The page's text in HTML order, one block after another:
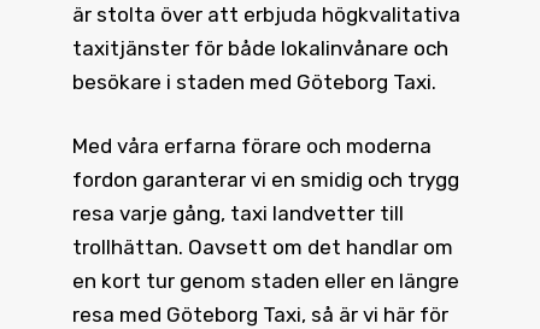
är stolta över att erbjuda högkvalitativa
taxitjänster för både lokalinvånare och
besökare i staden med Göteborg Taxi.
Med våra erfarna förare och moderna
fordon garanterar vi en smidig och trygg
resa varje gång, taxi landvetter till
trollhättan. Oavsett om det handlar om
en kort tur genom staden eller en längre
resa med Göteborg Taxi, så är vi här för